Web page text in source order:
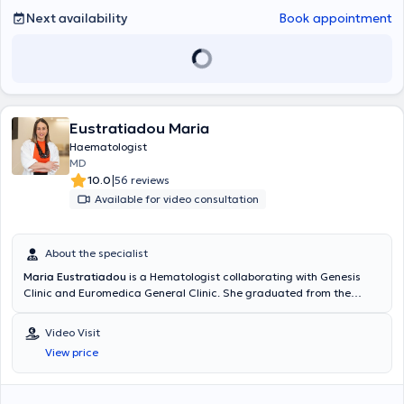
αιμοπεταλίων
Next availability Book appointment
Eustratiadou Maria
Haematologist
MD
10.0|56 reviews
Available for video consultation
About the specialist
Maria Eustratiadou is a Hematologist collaborating with Genesis
Clinic and Euromedica General Clinic. She graduated from the
completed her specialization in Hematology at Papageorgiou
Hospital. She has served as a Senior Registrar B at Papageorgiou
Hospital, gaining extensive experience in the diagnosis and
therapeutic management of patientsacross the full spectrum of
Video Visit
View price